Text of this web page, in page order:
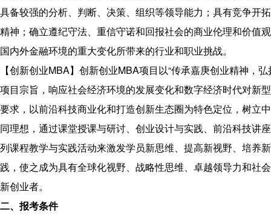
具备较强的分析、判断、决策、组织等领导能力；具有竞争开
精神；确立遵纪守法、重信守诺和回报社会的商业伦理和价值
国内外金融环境的重大变化所带来的行业和职业挑战。
【创新创业MBA】 创新创业MBA项目以“传承嘉庚创业精神，
项目宗旨，响应社会经济环境的发展变化和数字经济时代对新
要求，以前沿科技商业化和打造创新生态圈为特色定位，树立
同理想，通过课堂授课与研讨、创业设计与实践、前沿科技讲
列课程教学与实践活动来激发学员新思维、提高新视野、培养
践，使之成为具有全球化视野、战略性思维、卓越领导力和社
新创业者。
二、报考条件